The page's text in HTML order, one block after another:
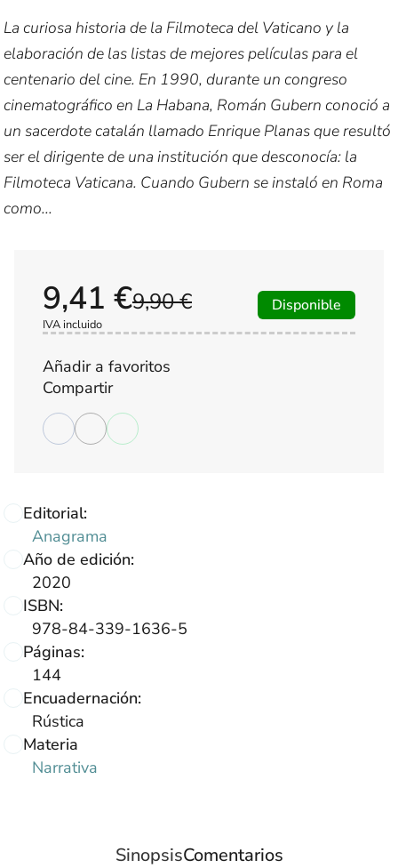
La curiosa historia de la Filmoteca del Vaticano y la
elaboración de las listas de mejores películas para el
centenario del cine. En 1990, durante un congreso
cinematográfico en La Habana, Román Gubern conoció a
un sacerdote catalán llamado Enrique Planas que resultó
ser el dirigente de una institución que desconocía: la
Filmoteca Vaticana. Cuando Gubern se instaló en Roma
como...
Editorial:
Anagrama
Año de edición:
2020
ISBN:
978-84-339-1636-5
Páginas:
144
Encuadernación:
Rústica
Materia
Narrativa
9,90 €
9,41 €
IVA incluido
Disponible
Añadir a favoritos
Compartir
SinopsisComentarios